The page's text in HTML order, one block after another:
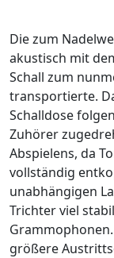
Die zum
akustisch mit
Schall zum
transportierte.
Schalldose
Zuhörer
Abspielens, da
vollständig
unabhängigen
Trichter viel
größere